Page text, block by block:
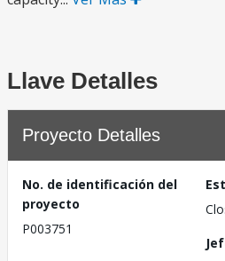
Llave Detalles
Proyecto Detalles
No. de identificación del
proyecto
P003751